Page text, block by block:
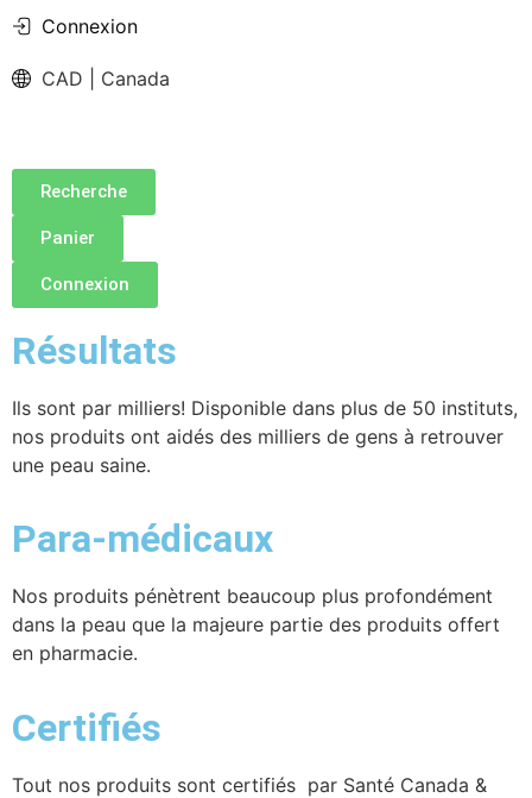
Connexion
CAD | Canada
Recherche
Panier
Connexion
Résultats
Ils sont par milliers! Disponible dans plus de 50 instituts,
nos produits ont aidés des milliers de gens à retrouver
une peau saine.
Para-médicaux
Nos produits pénètrent beaucoup plus profondément
dans la peau que la majeure partie des produits offert
en pharmacie.
Certifiés
Tout nos produits sont certifiés par Santé Canada &